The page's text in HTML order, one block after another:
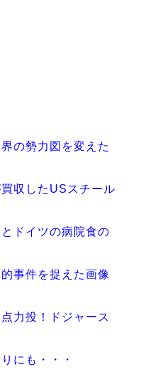
の勢力図を変えた
収したUSスチール
ドイツの病院食の
事件を捉えた画像
力投！ドジャース
にも・・・